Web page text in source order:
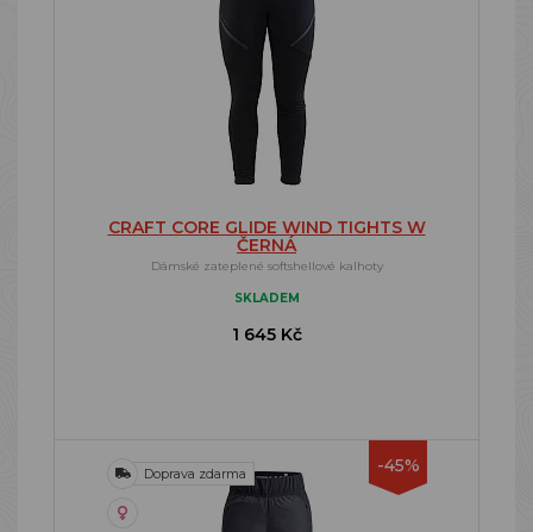
CRAFT CORE GLIDE WIND TIGHTS W
ČERNÁ
Dámské zateplené softshellové kalhoty
SKLADEM
1 645 Kč
-45%
Doprava zdarma